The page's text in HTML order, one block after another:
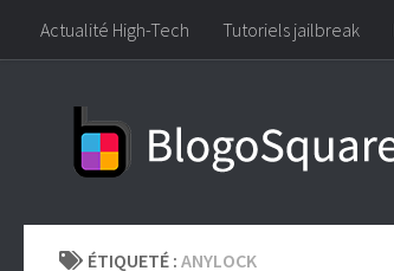
Skip to content
Actualité High-Tech Tutoriels jailbreak
ÉTIQUETÉ : ANYLOCK